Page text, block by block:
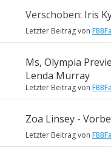
Verschoben: Iris
Letzter Beitrag von
Ms, Olympia
Lenda Murray
Letzter Beitrag von
Zoa Linsey -
Letzter Beitrag von